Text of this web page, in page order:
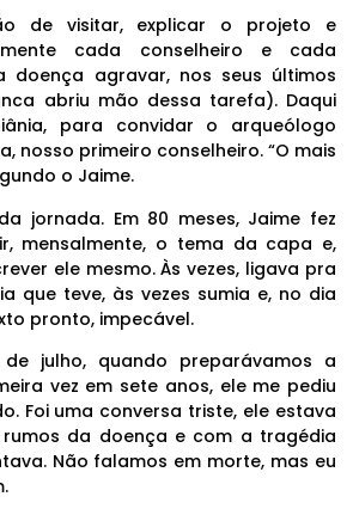
de visitar, explicar o projeto e
cada conselheiro e cada
doença agravar, nos seus últimos
abriu mão dessa tarefa). Daqui
para convidar o arqueólogo
nosso primeiro conselheiro. “O mais
o Jaime.
jornada. Em 80 meses, Jaime fez
mensalmente, o tema da capa e,
ele mesmo. Às vezes, ligava pra
que teve, às vezes sumia e, no dia
pronto, impecável.
julho, quando preparávamos a
vez em sete anos, ele me pediu
Foi uma conversa triste, ele estava
da doença e com a tragédia
Não falamos em morte, mas eu